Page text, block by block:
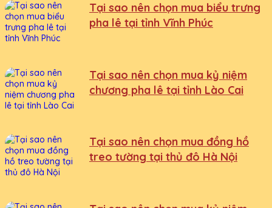
Tại sao nên chọn mua biểu trưng
pha lê tại tỉnh Vĩnh Phúc
Tại sao nên chọn mua kỷ niệm
chương pha lê tại tỉnh Lào Cai
Tại sao nên chọn mua đồng hồ
treo tường tại thủ đô Hà Nội